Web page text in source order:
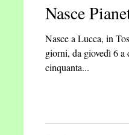
Nasce
Nasce a Lucca, in
giorni, da giovedì 6 a
cinquanta...